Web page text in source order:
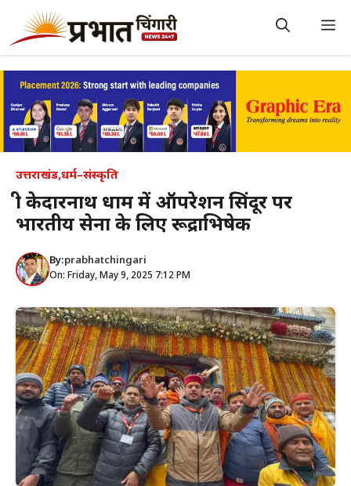
content
उत्तराखंड,धर्म–संस्कृति
श्री केदारनाथ धाम में ऑपरेशन सिंदूर पर
भारतीय सेना के लिए रूद्राभिषेक
By:prabhatchingari
On: Friday, May 9, 2025 7:12 PM